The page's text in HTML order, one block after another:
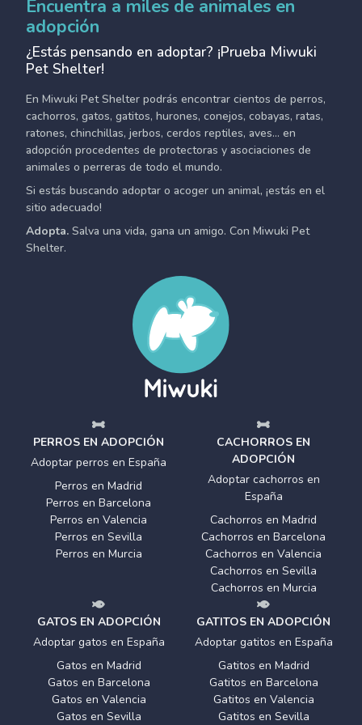
Encuentra a miles de animales en
adopción
¿Estás pensando en adoptar? ¡Prueba Miwuki
Pet Shelter!
En Miwuki Pet Shelter podrás encontrar cientos de perros,
cachorros, gatos, gatitos, hurones, conejos, cobayas, ratas,
ratones, chinchillas, jerbos, cerdos reptiles, aves... en
adopción procedentes de protectoras y asociaciones de
animales o perreras de todo el mundo.
Si estás buscando adoptar o acoger un animal, ¡estás en el
sitio adecuado!
Adopta. Salva una vida, gana un amigo. Con Miwuki Pet
Shelter.
PERROS EN ADOPCIÓN
Adoptar perros en España
Perros en Madrid
Perros en Barcelona
Perros en Valencia
Perros en Sevilla
Perros en Murcia
CACHORROS EN
ADOPCIÓN
Adoptar cachorros en
España
Cachorros en Madrid
Cachorros en Barcelona
Cachorros en Valencia
Cachorros en Sevilla
Cachorros en Murcia
GATOS EN ADOPCIÓN
Adoptar gatos en España
Gatos en Madrid
Gatos en Barcelona
Gatos en Valencia
Gatos en Sevilla
GATITOS EN ADOPCIÓN
Adoptar gatitos en España
Gatitos en Madrid
Gatitos en Barcelona
Gatitos en Valencia
Gatitos en Sevilla